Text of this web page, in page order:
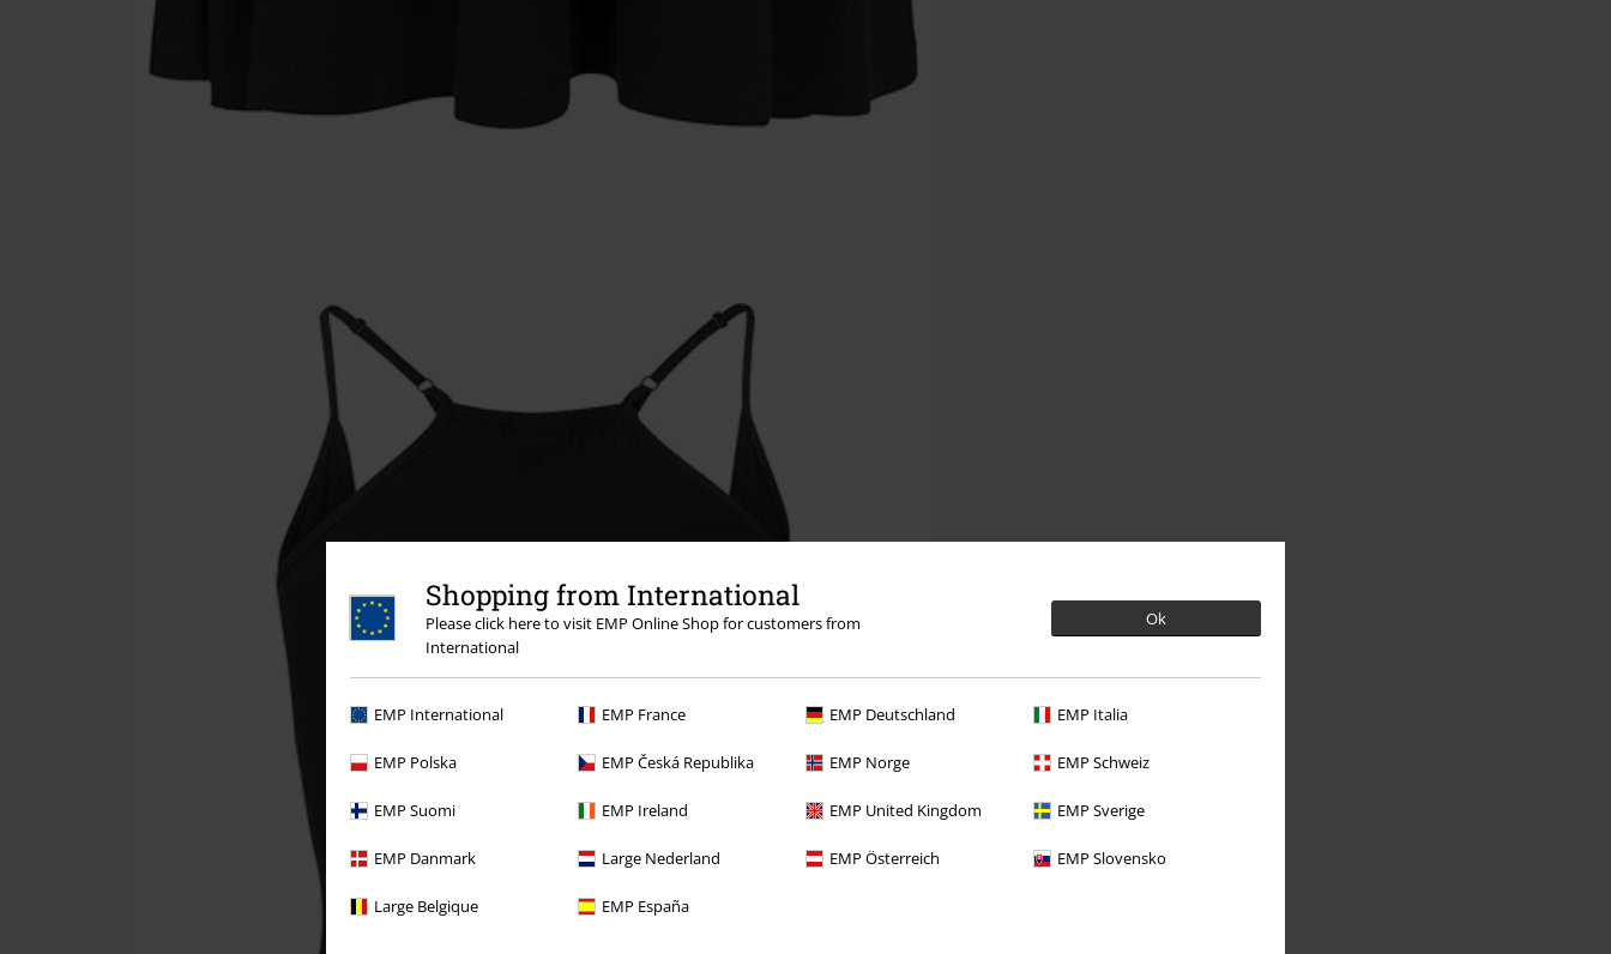
Shopping from International
Please click here to visit EMP Online Shop for customers from
International
Ok
EMP International EMP France EMP Deutschland EMP Italia
EMP Polska EMP Česká Republika EMP Norge EMP Schweiz
EMP Suomi EMP Ireland EMP United Kingdom EMP Sverige
EMP Danmark Large Nederland EMP Österreich EMP Slovensko
Large Belgique EMP España